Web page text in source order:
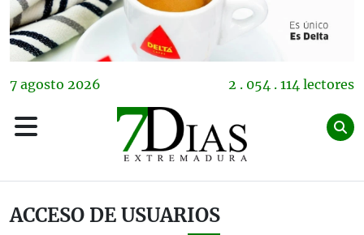
7 agosto 2026 2 . 054 . 114 lectores
ACCESO DE USUARIOS